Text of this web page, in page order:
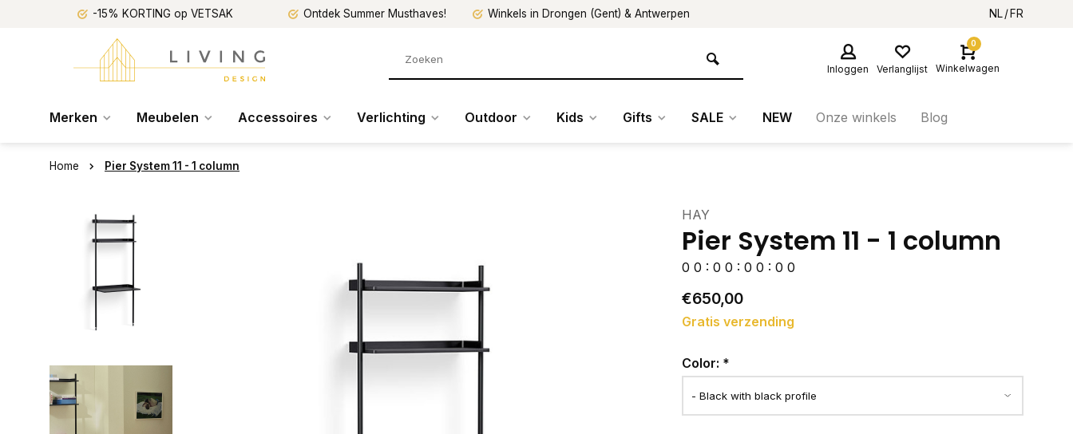
-15% KORTING op VETSAK Ontdek Summer Musthaves! Winkels in Drongen (Gent) & Antwerpen NL FR
Inloggen Verlanglijst
0
Winkelwagen
Merken Meubelen Accessoires Verlichting Outdoor Kids Gifts SALE NEW Onze winkels Blog
Home Pier System 11 - 1 column
HAY
Pier System 11 - 1 column
0 0 : 0 0 : 0 0 : 0 0
€650,00
Gratis verzending
Color: *